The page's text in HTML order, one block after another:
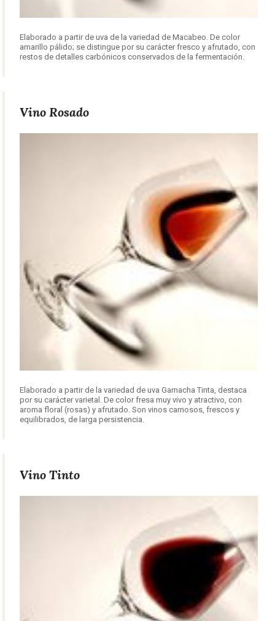
Elaborado a partir de uva de la variedad de Macabeo. De color
amarillo pálido; se distingue por su carácter fresco y afrutado, con
restos de detalles carbónicos conservados de la fermentación.
Vino Rosado
Elaborado a partir de la variedad de uva Garnacha Tinta, destaca
por su carácter varietal. De color fresa muy vivo y atractivo, con
aroma floral (rosas) y afrutado. Son vinos carnosos, frescos y
equilibrados, de larga persistencia.
Vino Tinto